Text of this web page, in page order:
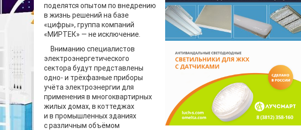
поделятся опытом по внедрению
в жизнь решений на базе
«цифры», группа компаний
«МИРТЕК» — не исключение.
Вниманию специалистов
электроэнергетического
сектора будут представлены
одно- и трёхфазные приборы
учёта электроэнергии для
применения в многоквартирных
жилых домах, в коттеджах
и в промышленных зданиях
с различным объёмом